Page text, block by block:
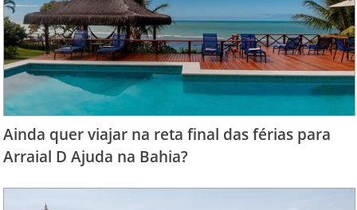
Ainda quer viajar na reta final das férias para
Arraial D Ajuda na Bahia?